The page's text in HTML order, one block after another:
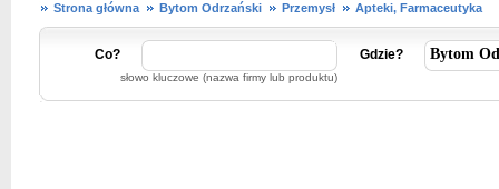
Strona główna Bytom Odrzański Przemysł Apteki, Farmaceutyka
Co?
słowo kluczowe (nazwa firmy lub produktu)
Gdzie?